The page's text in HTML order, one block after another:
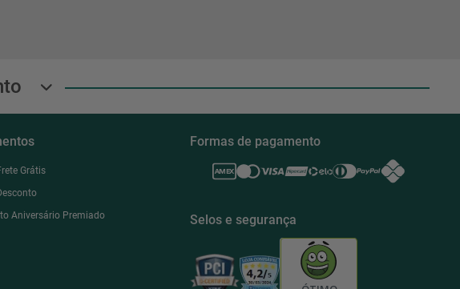
Grátis
Aniversário Premiado
Formas de pagamento
Selos e segurança